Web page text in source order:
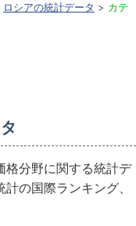
ロシアの統計データ > カテ
格分野に関する統計デ
の国際ランキング、